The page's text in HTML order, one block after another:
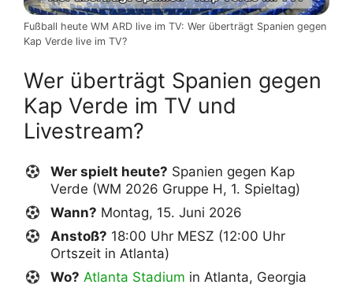
Fußball heute WM ARD live im TV: Wer überträgt Spanien gegen
Kap Verde live im TV?
Wer überträgt Spanien gegen
Kap Verde im TV und
Livestream?
Wer spielt heute? Spanien gegen Kap
Verde (WM 2026 Gruppe H, 1. Spieltag)
Wann? Montag, 15. Juni 2026
Anstoß? 18:00 Uhr MESZ (12:00 Uhr
Ortszeit in Atlanta)
Wo? Atlanta Stadium in Atlanta, Georgia